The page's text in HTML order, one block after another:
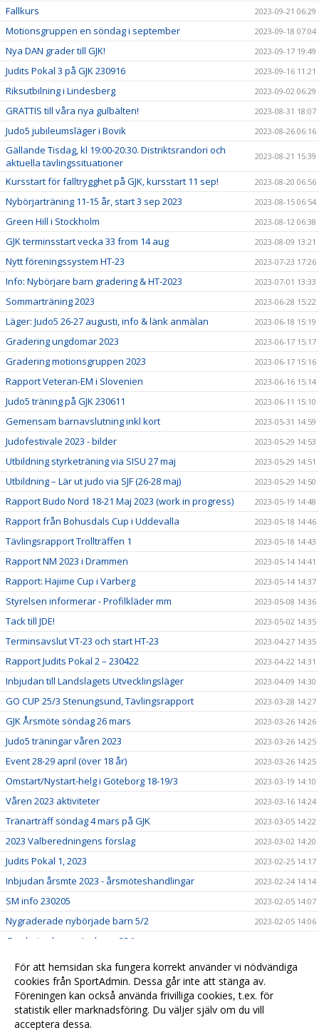
Fallkurs 2023-09-21 06:29
Motionsgruppen en söndag i september 2023-09-18 07:04
Nya DAN grader till GJK! 2023-09-17 19:49
Judits Pokal 3 på GJK 230916 2023-09-16 11:21
Riksutbilning i Lindesberg 2023-09-02 06:29
GRATTIS till våra nya gulbälten! 2023-08-31 18:07
Judo5 jubileumsläger i Bovik 2023-08-26 06:16
Gällande Tisdag, kl 19:00-20:30. Distriktsrandori och
aktuella tävlingssituationer
2023-08-21 15:39
Kursstart för falltrygghet på GJK, kursstart 11 sep! 2023-08-20 06:56
Nybörjarträning 11-15 år, start 3 sep 2023 2023-08-15 06:54
Green Hill i Stockholm 2023-08-12 06:38
GJK terminsstart vecka 33 from 14 aug 2023-08-09 13:21
Nytt föreningssystem HT-23 2023-07-23 17:26
Info: Nybörjare barn gradering & HT-2023 2023-07-01 13:33
Sommarträning 2023 2023-06-28 15:22
Läger: Judo5 26-27 augusti, info & länk anmälan 2023-06-18 15:19
Gradering ungdomar 2023 2023-06-17 15:17
Gradering motionsgruppen 2023 2023-06-17 15:16
Rapport Veteran-EM i Slovenien 2023-06-16 15:14
Judo5 träning på GJK 230611 2023-06-11 15:10
Gemensam barnavslutning inkl kort 2023-05-31 14:59
Judofestivale 2023 - bilder 2023-05-29 14:53
Utbildning styrketräning via SISU 27 maj 2023-05-29 14:51
Utbildning – Lär ut judo via SJF (26-28 maj) 2023-05-29 14:50
Rapport Budo Nord 18-21 Maj 2023 (work in progress) 2023-05-19 14:48
Rapport från Bohusdals Cup i Uddevalla 2023-05-18 14:46
Tävlingsrapport Trollträffen 1 2023-05-18 14:43
Rapport NM 2023 i Drammen 2023-05-14 14:41
Rapport: Hajime Cup i Varberg 2023-05-14 14:37
Styrelsen informerar - Profilkläder mm 2023-05-08 14:36
Tack till JDE! 2023-05-02 14:35
Terminsavslut VT-23 och start HT-23 2023-04-27 14:35
Rapport Judits Pokal 2 – 230422 2023-04-22 14:31
Inbjudan till Landslagets Utvecklingsläger 2023-04-09 14:30
GO CUP 25/3 Stenungsund, Tävlingsrapport 2023-03-28 14:27
GJK Årsmöte söndag 26 mars 2023-03-26 14:26
Judo5 träningar våren 2023 2023-03-26 14:25
Event 28-29 april (över 18 år) 2023-03-26 14:25
Omstart/Nystart-helg i Göteborg 18-19/3 2023-03-19 14:10
Våren 2023 aktiviteter 2023-03-16 14:24
Tränarträff söndag 4 mars på GJK 2023-03-05 14:22
2023 Valberedningens förslag 2023-03-02 14:20
Judits Pokal 1, 2023 2023-02-25 14:17
Inbjudan årsmte 2023 - årsmöteshandlingar 2023-02-24 14:14
SM info 230205 2023-02-05 14:07
Nygraderade nybörjade barn 5/2 2023-02-05 14:06
Gradering barn söndagar 22/!
Lindesberg utvecklingsläger, jan-23 2023-01-22 13:58
Lilla Trollträffen1, jan-23 2023-01-21 14:01
In English 2023-01-01 14:05
För att hemsidan ska fungera korrekt använder vi nödvändiga
cookies från SportAdmin. Dessa går inte att stänga av.
Föreningen kan också använda frivilliga cookies, t.ex. för
statistik eller marknadsföring. Du väljer själv om du vill
acceptera dessa.